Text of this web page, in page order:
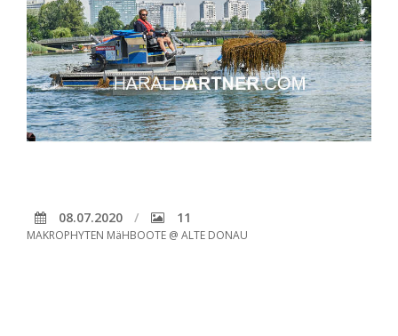
08.07.2020 11
MAKROPHYTEN MäHBOOTE @ ALTE DONAU